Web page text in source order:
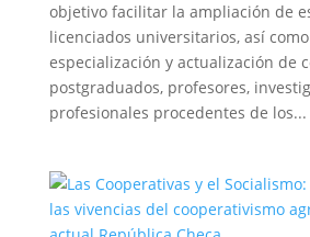
objetivo facilitar la ampliación de
licenciados universitarios, así
especialización y actualización de
postgraduados, profesores,
profesionales procedentes de los...